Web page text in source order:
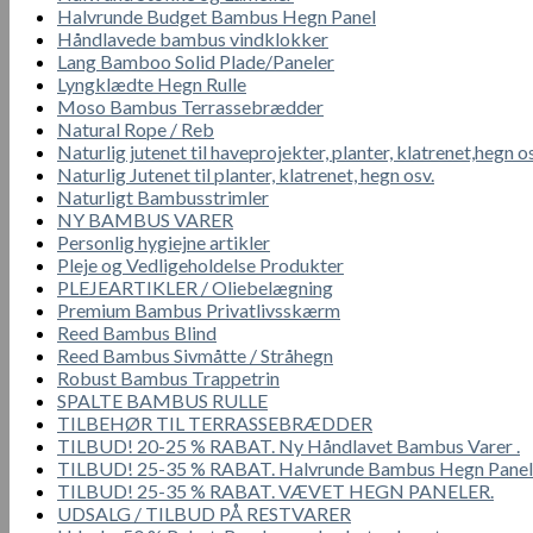
Halvrunde Budget Bambus Hegn Panel
Håndlavede bambus vindklokker
Lang Bamboo Solid Plade/Paneler
Lyngklædte Hegn Rulle
Moso Bambus Terrassebrædder
Natural Rope / Reb
Naturlig jutenet til haveprojekter, planter, klatrenet,hegn
Naturlig Jutenet til planter, klatrenet, hegn osv.
Naturligt Bambusstrimler
NY BAMBUS VARER
Personlig hygiejne artikler
Pleje og Vedligeholdelse Produkter
PLEJEARTIKLER / Oliebelægning
Premium Bambus Privatlivsskærm
Reed Bambus Blind
Reed Bambus Sivmåtte / Stråhegn
Robust Bambus Trappetrin
SPALTE BAMBUS RULLE
TILBEHØR TIL TERRASSEBRÆDDER
TILBUD! 20-25 % RABAT. Ny Håndlavet Bambus Varer .
TILBUD! 25-35 % RABAT. Halvrunde Bambus Hegn Panel
TILBUD! 25-35 % RABAT. VÆVET HEGN PANELER.
UDSALG / TILBUD PÅ RESTVARER